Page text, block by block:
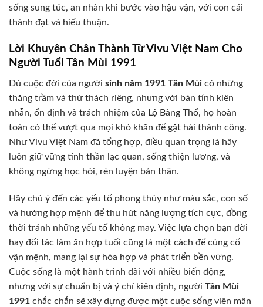
sống sung túc, an nhàn khi bước vào hậu vận, với con cái
thành đạt và hiếu thuận.
Lời Khuyên Chân Thành Từ Vivu Việt Nam Cho
Người Tuổi Tân Mùi 1991
Dù cuộc đời của người sinh năm 1991 Tân Mùi có những
thăng trầm và thử thách riêng, nhưng với bản tính kiên
nhẫn, ổn định và trách nhiệm của Lộ Bàng Thổ, họ hoàn
toàn có thể vượt qua mọi khó khăn để gặt hái thành công.
Như Vivu Việt Nam đã tổng hợp, điều quan trọng là hãy
luôn giữ vững tinh thần lạc quan, sống thiện lương, và
không ngừng học hỏi, rèn luyện bản thân.
Hãy chú ý đến các yếu tố phong thủy như màu sắc, con số
và hướng hợp mệnh để thu hút năng lượng tích cực, đồng
thời tránh những yếu tố không may. Việc lựa chọn bạn đời
hay đối tác làm ăn hợp tuổi cũng là một cách để củng cố
vận mệnh, mang lại sự hòa hợp và phát triển bền vững.
Cuộc sống là một hành trình dài với nhiều biến động,
nhưng với sự chuẩn bị và ý chí kiên định, người Tân Mùi
1991 chắc chắn sẽ xây dựng được một cuộc sống viên mãn